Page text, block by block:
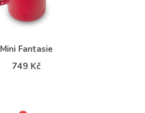
Mini Fantasie
749 Kč